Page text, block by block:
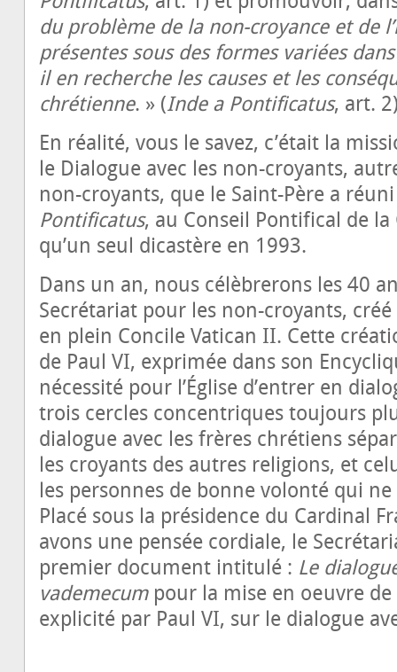
du problème de la non-croyance et de
présentes sous des formes variées
il en recherche les causes et les
chrétienne. » (Inde a Pontificatus, art.
En réalité, vous le savez, c’était la
le Dialogue avec les non-croyants,
non-croyants, que le Saint-Père a
Pontificatus, au Conseil Pontifical de
qu’un seul dicastère en 1993.
Dans un an, nous célèbrerons les 40
Secrétariat pour les non-croyants,
en plein Concile Vatican II. Cette
de Paul VI, exprimée dans son
nécessité pour l’Église d’entrer en
trois cercles concentriques toujours
dialogue avec les frères chrétiens
les croyants des autres religions, et
les personnes de bonne volonté qui
Placé sous la présidence du Cardinal
avons une pensée cordiale, le
premier document intitulé : Le
vademecum pour la mise en œuvre de
explicité par Paul VI, sur le dialogue